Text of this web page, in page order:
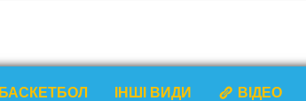
БАСКЕТБОЛ ІНШІ ВИДИ ВІДЕО